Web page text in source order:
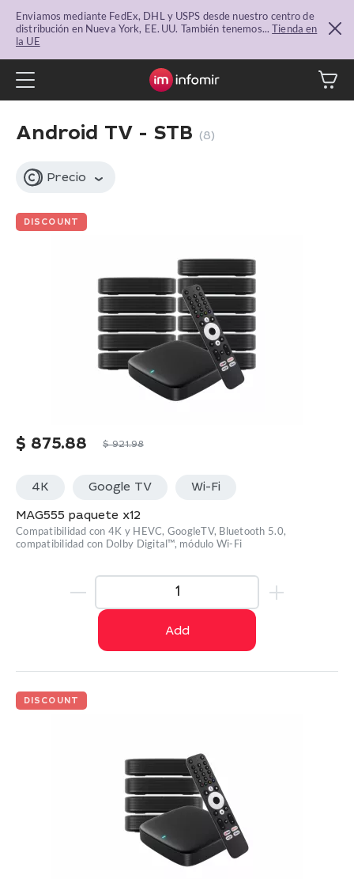
Enviamos mediante FedEx, DHL y USPS desde nuestro centro de
distribución en Nueva York, EE. UU. También tenemos...Tienda en
la UE
Android TV - STB (8)
Precio
DISCOUNT
$ 875.88 $921.98
4K Google TV Wi-Fi
MAG555 paquete x12
Compatibilidad con 4K y HEVC, GoogleTV, Bluetooth 5.0,
compatibilidad con Dolby Digital™, módulo Wi-Fi
Add
DISCOUNT